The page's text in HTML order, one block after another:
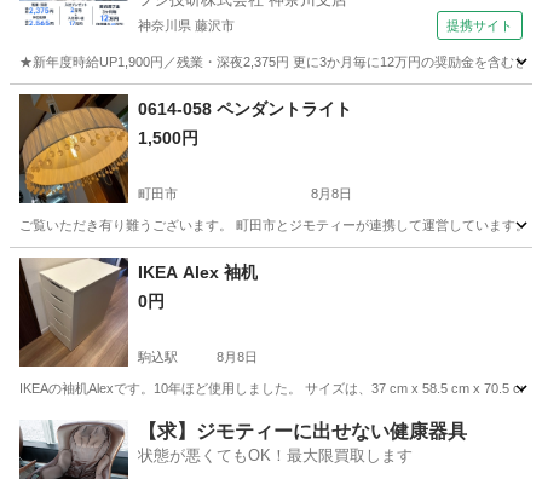
神奈川県 藤沢市 提携サイト
★新年度時給UP1,900円／残業・深夜2,375円 更に3か月毎に12万円の奨励金を含む
神奈川 藤沢市 0614-058 ペンダントライト
1,500円
町田市 8月8日
ご覧いただき有り難うございます。 町田市とジモティーが連携して運営していま
東京 町田市 リユース
IKEA Alex 袖机
0円
駒込駅 8月8日
IKEAの袖机Alexです。10年ほど使用しました。 サイズは、37 cm x 58.5 cm x 70.5
東京 文京区 駒込駅 収納家具 IKEA
【求】ジモティーに出せない健康器具
状態が悪くてもOK！最大限買取します